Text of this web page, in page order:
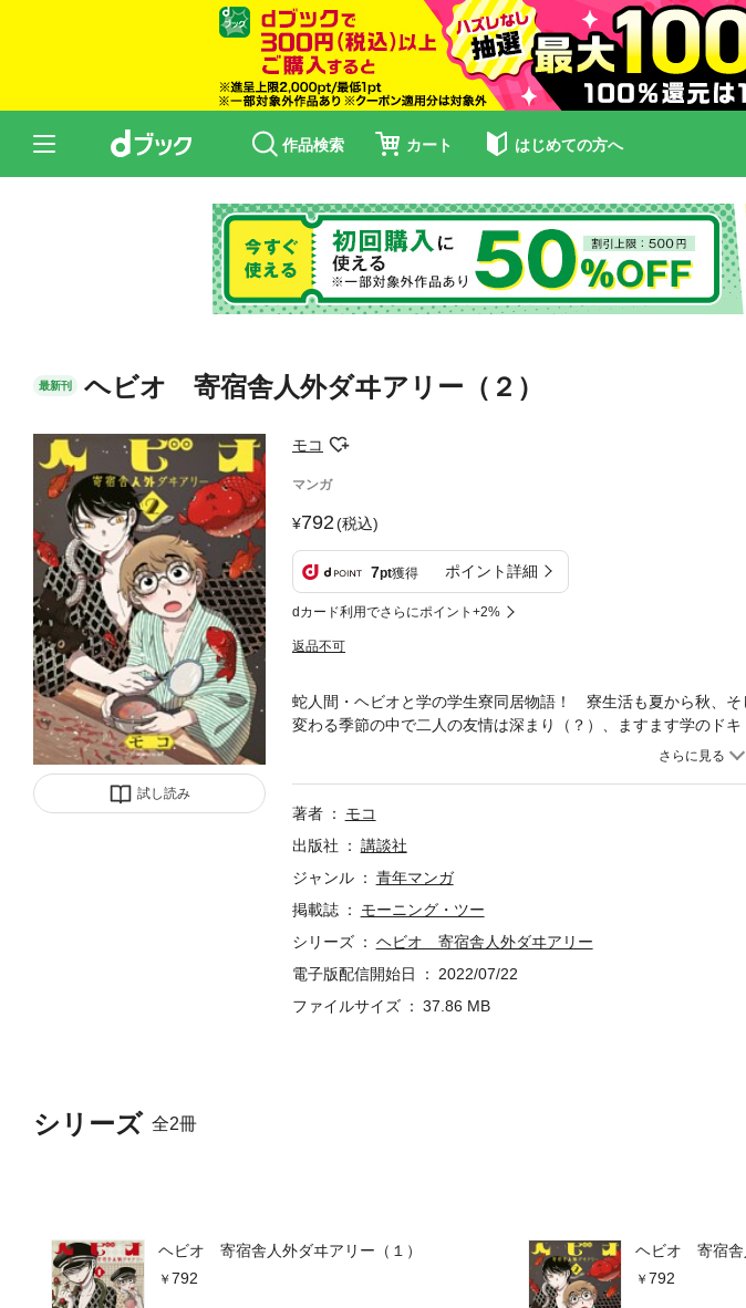
作品検索 カート はじめての方へ
最新刊 ヘビオ 寄宿舎人外ダヰアリー（２）
試し読み
モコ
マンガ
792(税込)
7pt獲得 ポイント詳細
dカード利用でさらにポイント+2%
返品不可
シリーズ 全2冊
ヘビオ 寄宿舎人外ダヰアリー（１）
792
ヘビオ 寄宿舎
792
蛇人間・ヘビオと学の学生寮同居物語！ 寮生活も夏から秋、
変わる季節の中で二人の友情は深まり（？）、ますます学のド
著者
モコ
出版社
講談社
ジャンル
青年マンガ
掲載誌
モーニング・ツー
シリーズ
ヘビオ 寄宿舎人外ダヰアリー
電子版配信開始日
2022/07/22
ファイルサイズ
37.86 MB